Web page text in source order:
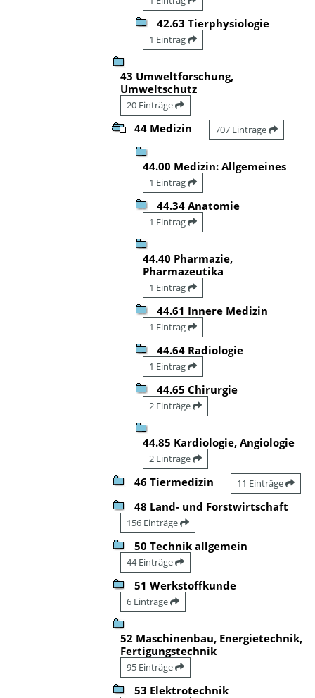
42.63 Tierphysiologie
1 Eintrag
43 Umweltforschung,
Umweltschutz
20 Einträge
44 Medizin 707 Einträge
44.00 Medizin: Allgemeines
1 Eintrag
44.34 Anatomie
1 Eintrag
44.40 Pharmazie,
Pharmazeutika
1 Eintrag
44.61 Innere Medizin
1 Eintrag
44.64 Radiologie
1 Eintrag
44.65 Chirurgie
2 Einträge
44.85 Kardiologie, Angiologie
2 Einträge
46 Tiermedizin 11 Einträge
48 Land- und Forstwirtschaft
156 Einträge
50 Technik allgemein
44 Einträge
51 Werkstoffkunde
6 Einträge
52 Maschinenbau, Energietechnik,
Fertigungstechnik
95 Einträge
53 Elektrotechnik